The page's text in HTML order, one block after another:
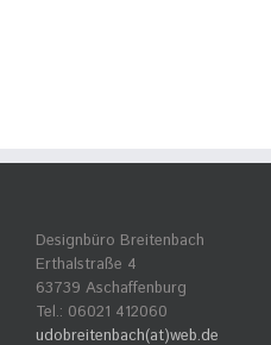
Designbüro Breitenbach
Erthalstraße 4
63739 Aschaffenburg
Tel.: 06021 412060
udobreitenbach(at)web.de